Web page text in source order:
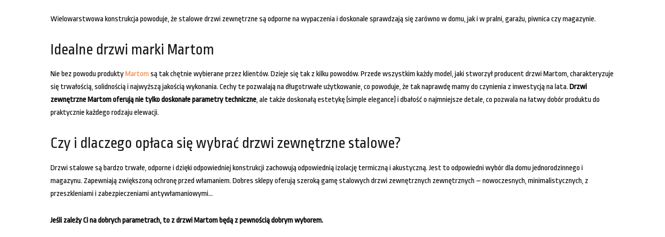
Wielowarstwowa konstrukcja powoduje, że stalowe drzwi zewnętrzne są odporne na wypaczenia i doskonale sprawdzają się zarówno w domu, jak i w pralni, garażu, piwnica czy magazynie.
Idealne drzwi marki Martom
Nie bez powodu produktyMartom są tak chętnie wybierane przez klientów. Dzieje się tak z kilku powodów. Przede wszystkim każdy model, jaki stworzył producent drzwi Martom, charakteryzuje
się trwałością, solidnością i najwyższą jakością wykonania. Cechy te pozwalają na długotrwałe użytkowanie, co powoduje, że tak naprawdę mamy do czynienia z inwestycją na lata. Drzwi
zewnętrzne Martom oferują nie tylko doskonałe parametry techniczne, ale także doskonałą estetykę (simple elegance) i dbałość o najmniejsze detale, co pozwala na łatwy dobór produktu do
praktycznie każdego rodzaju elewacji.
Czy i dlaczego opłaca się wybrać drzwi zewnętrzne stalowe?
Drzwi stalowe są bardzo trwałe, odporne i dzięki odpowiedniej konstrukcji zachowują odpowiednią izolację termiczną i akustyczną. Jest to odpowiedni wybór dla domu jednorodzinnego i
magazynu. Zapewniają zwiększoną ochronę przed włamaniem. Dobres sklepy oferują szeroką gamę stalowych drzwi zewnętrznych zewnętrznych – nowoczesnych, minimalistycznych, z
przeszkleniami i zabezpieczeniami antywłamaniowymi…
Jeśli zależy Ci na dobrych parametrach, to z drzwi Martom będą z pewnością dobrym wyborem.